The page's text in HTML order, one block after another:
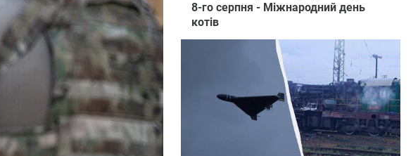
8-го серпня - Міжнародний день
котів